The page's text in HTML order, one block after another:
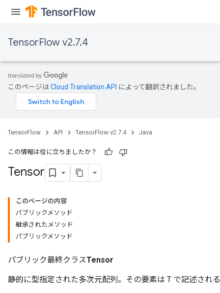
TensorFlow v2.7.4
このページはCloud Translation API によって翻訳されました。
TensorFlow API TensorFlow v2.7.4 Java
この情報は役に立ちましたか？
Tensor
このページの内容
パブリックメソッド
継承されたメソッド
パブリックメソッド
パブリック最終クラスTensor
静的に型指定された多次元配列。その要素は T で記述され